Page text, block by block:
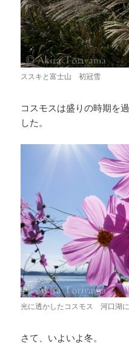
ススキと富士山 初冠雪
コスモスは盛りの時期を
した。
光に透かしたコスモス 河口湖
さて、いよいよ冬。